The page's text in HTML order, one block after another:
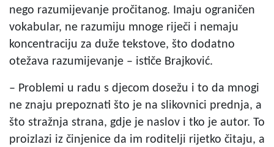
nego razumijevanje pročitanog. Imaju ograničen
vokabular, ne razumiju mnoge riječi i nemaju
koncentraciju za duže tekstove, što dodatno
otežava razumijevanje – ističe Brajković.
– Problemi u radu s djecom dosežu i to da mnogi
ne znaju prepoznati što je na slikovnici prednja, a
što stražnja strana, gdje je naslov i tko je autor. To
proizlazi iz činjenice da im roditelji rijetko čitaju, a